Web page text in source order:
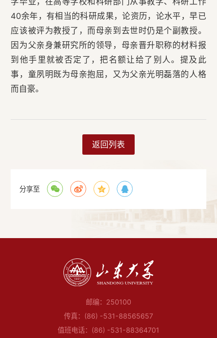
40余年，有相当的科研成果，论资历，论水平，早已
应该被评为教授了，而母亲到去世时仍是个副教授。
因为父亲身兼研究所的领导，母亲晋升职称的材料报
到他手里就被否定了，把名额让给了别人。提及此
事，童夙明既为母亲抱屈，又为父亲光明磊落的人格
而自豪。
返回列表
分享至
邮编：250100
传真：(86) -531-88565657
值班电话：(86) -531-88364701